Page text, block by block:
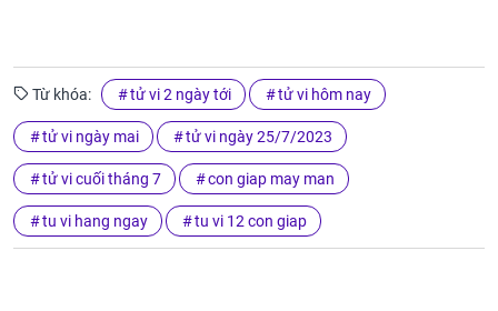
Từ khóa: tử vi 2 ngày tới tử vi hôm nay
tử vi ngày mai tử vi ngày 25/7/2023
tử vi cuối tháng 7 con giap may man
tu vi hang ngay tu vi 12 con giap